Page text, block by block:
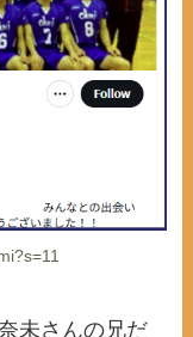
未さんの兄だ